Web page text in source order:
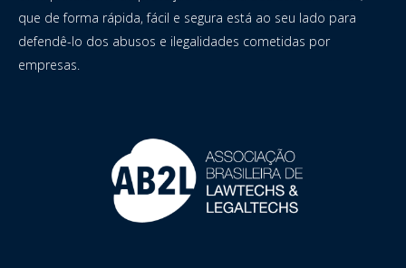
que de forma rápida, fácil e segura está ao seu lado para
defendê-lo dos abusos e ilegalidades cometidas por
empresas.